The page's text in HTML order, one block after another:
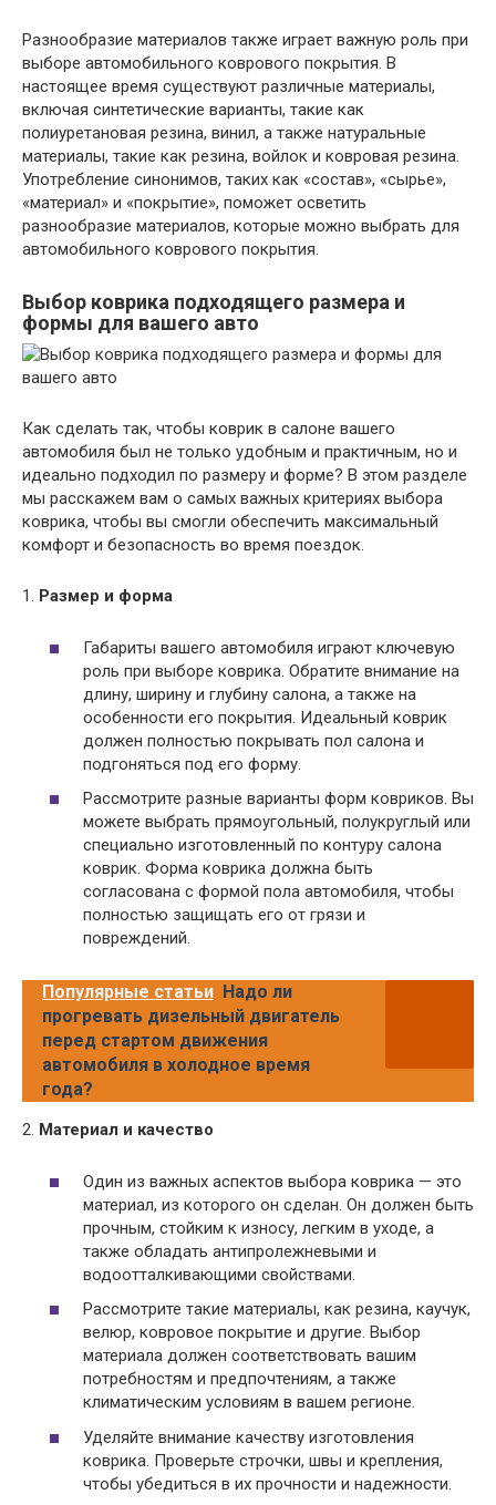
Разнообразие материалов также играет важную роль при
выборе автомобильного коврового покрытия. В
настоящее время существуют различные материалы,
включая синтетические варианты, такие как
полиуретановая резина, винил, а также натуральные
материалы, такие как резина, войлок и ковровая резина.
Употребление синонимов, таких как «состав», «сырье»,
«материал» и «покрытие», поможет осветить
разнообразие материалов, которые можно выбрать для
автомобильного коврового покрытия.
Выбор коврика подходящего размера и
формы для вашего авто
Как сделать так, чтобы коврик в салоне вашего
автомобиля был не только удобным и практичным, но и
идеально подходил по размеру и форме? В этом разделе
мы расскажем вам о самых важных критериях выбора
коврика, чтобы вы смогли обеспечить максимальный
комфорт и безопасность во время поездок.
1. Размер и форма
Габариты вашего автомобиля играют ключевую
роль при выборе коврика. Обратите внимание на
длину, ширину и глубину салона, а также на
особенности его покрытия. Идеальный коврик
должен полностью покрывать пол салона и
подгоняться под его форму.
Рассмотрите разные варианты форм ковриков. Вы
можете выбрать прямоугольный, полукруглый или
специально изготовленный по контуру салона
коврик. Форма коврика должна быть
согласована с формой пола автомобиля, чтобы
полностью защищать его от грязи и
повреждений.
Популярные статьи Надо ли
прогревать дизельный двигатель
перед стартом движения
автомобиля в холодное время
года?
2. Материал и качество
Один из важных аспектов выбора коврика — это
материал, из которого он сделан. Он должен быть
прочным, стойким к износу, легким в уходе, а
также обладать антипролежневыми и
водоотталкивающими свойствами.
Рассмотрите такие материалы, как резина, каучук,
велюр, ковровое покрытие и другие. Выбор
материала должен соответствовать вашим
потребностям и предпочтениям, а также
климатическим условиям в вашем регионе.
Уделяйте внимание качеству изготовления
коврика. Проверьте строчки, швы и крепления,
чтобы убедиться в их прочности и надежности.